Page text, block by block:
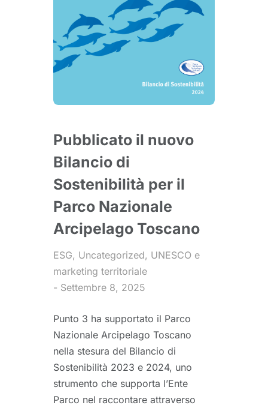
Pubblicato il nuovo
Bilancio di
Sostenibilità per il
Parco Nazionale
Arcipelago Toscano
ESG, Uncategorized, UNESCO e
marketing territoriale
Settembre 8, 2025
Punto 3 ha supportato il Parco
Nazionale Arcipelago Toscano
nella stesura del Bilancio di
Sostenibilità 2023 e 2024, uno
strumento che supporta l’Ente
Parco nel raccontare attraverso